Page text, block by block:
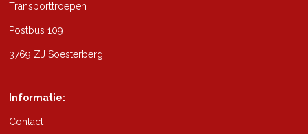
Transporttroepen
Postbus 109
3769 ZJ Soesterberg
Informatie:
Contact